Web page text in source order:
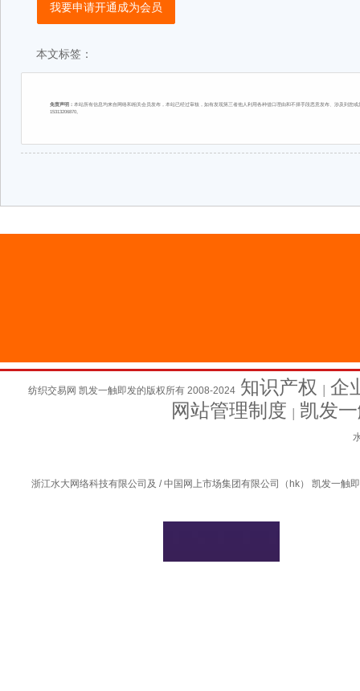
我要申请开通成为会员
本文标签：
免责声明： 本站所有信息均来自网络和相关会员发布，本站已经过审核，如有发现第三者他人利用各种借口理由和不择手段恶意发布、涉及到
15313206870。
纺织交易网 凯发一触即发的版权所有 2008-2024 知识产权
企
网站管理制度
凯发
浙江水大网络科技有限公司及 / 中国网上市场集团有限公司（hk） 凯发一触